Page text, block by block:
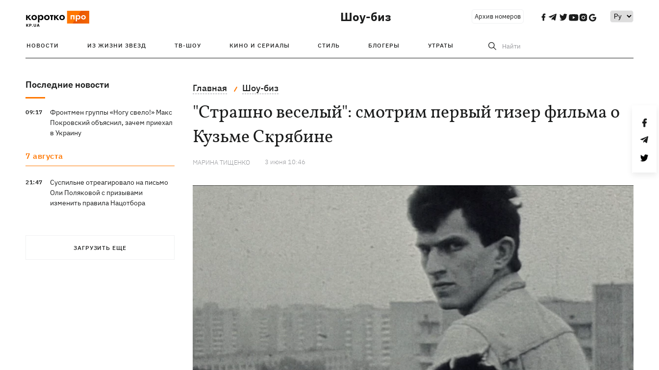
Шоу-биз Архив номеров
НОВОСТИ ИЗ ЖИЗНИ ЗВЕЗД ТВ-ШОУ КИНО И СЕРИАЛЫ СТИЛЬ БЛОГЕРЫ УТРАТЫ Найти
Последние новости
09:17
Фронтмен группы «Ногу свело!» Макс
Покровский объяснил, зачем приехал
в Украину
7 августа
21:47
Суспильне отреагировало на письмо
Оли Поляковой с призывами
изменить правила Нацотбора
ЗАГРУЗИТЬ ЕЩЕ
Главная Шоу-биз
"Страшно веселый": смотрим первый тизер фильма о
Кузьме Скрябине
МАРИНА ТИЩЕНКО 3 июня 10:46